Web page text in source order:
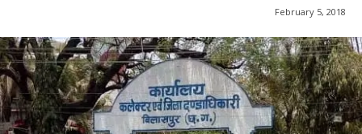
February 5, 2018